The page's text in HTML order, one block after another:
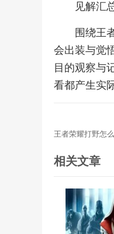
见解汇
围绕王
会出装与觉
目的观察与
看都产生实
王者荣耀打野怎
相关文章